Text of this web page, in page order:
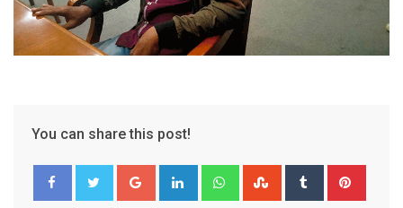
You can share this post!
Google+ LinkedIn WhatsappStumbleUpon
Tumblr